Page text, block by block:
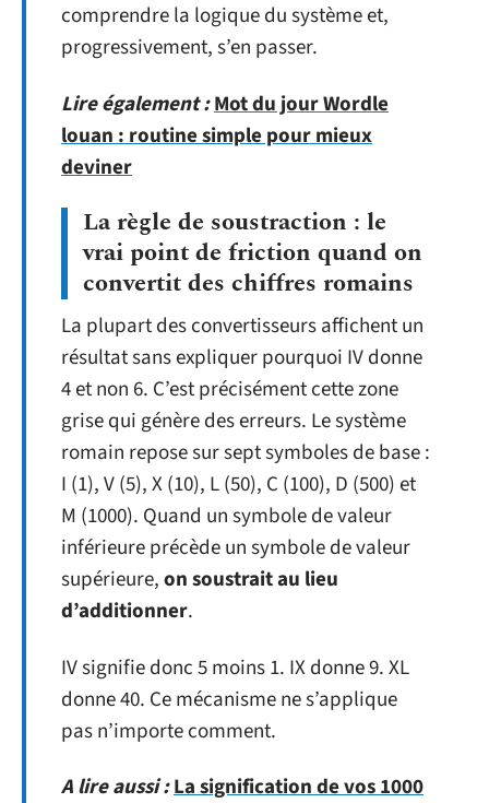
comprendre la logique du système et,
progressivement, s’en passer.
Lire également :Mot du jour Wordle
louan : routine simple pour mieux
deviner
La règle de soustraction : le
vrai point de friction quand on
convertit des chiffres romains
La plupart des convertisseurs affichent un
résultat sans expliquer pourquoi IV donne
4 et non 6. C’est précisément cette zone
grise qui génère des erreurs. Le système
romain repose sur sept symboles de base :
I (1), V (5), X (10), L (50), C (100), D (500) et
M (1000). Quand un symbole de valeur
inférieure précède un symbole de valeur
supérieure,on soustrait au lieu
d’additionner.
IV signifie donc 5 moins 1. IX donne 9. XL
donne 40. Ce mécanisme ne s’applique
pas n’importe comment.
A lire aussi :La signification de vos 1000